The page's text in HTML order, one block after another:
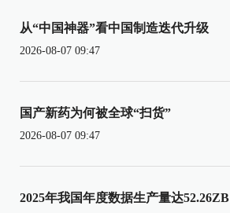
从“中国神器”看中国制造迭代升级
2026-08-07 09:47
国产新药为何被全球“扫货”
2026-08-07 09:47
2025年我国年度数据生产量达52.26ZB